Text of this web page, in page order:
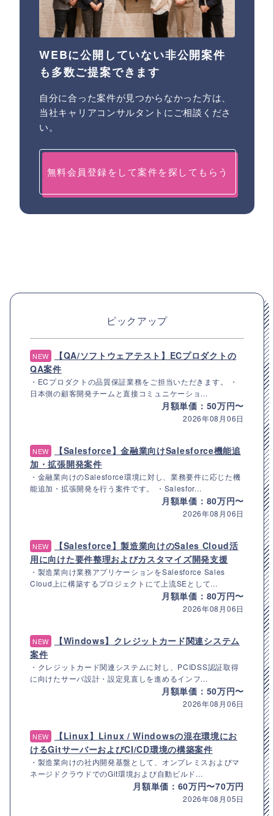
WEBに公開していない非公開案件
も多数ご提案できます
自分に合った案件が見つからなかった方は、
当社キャリアコンサルタントにご相談くださ
い。
無料会員登録をして案件を探してもらう
ピックアップ
NEW
【QA/ソフトウェアテスト】ECプロダクトの
QA案件
・ECプロダクトの品質保証業務をご担当いただきます。 ・
日本側の顧客開発チームと直接コミュニケーショ...
月額単価：50万円〜
2026年08月06日
NEW
【Salesforce】金融業向けSalesforce機能追
加・拡張開発案件
・金融業向けのSalesforce環境に対し、業務要件に応じた機
能追加・拡張開発を行う案件です。 ・Salesfor...
月額単価：80万円〜
2026年08月06日
NEW
【Salesforce】製造業向けのSales Cloud活
用に向けた要件整理およびカスタマイズ開発支援
・製造業向け業務アプリケーションをSalesforce Sales
Cloud上に構築するプロジェクトにて上流SEとして...
月額単価：80万円〜
2026年08月06日
NEW
【Windows】クレジットカード関連システム
案件
・クレジットカード関連システムに対し、PCIDSS認証取得
に向けたサーバ設計・設定見直しを進めるインフ...
月額単価：50万円〜
2026年08月06日
NEW
【Linux】Linux / Windowsの混在環境にお
けるGitサーバーおよびCI/CD環境の構築案件
・製造業向けの社内開発基盤として、オンプレミスおよびマ
ネージドクラウドでのGit環境および自動ビルド...
月額単価：60万円〜70万円
2026年08月05日